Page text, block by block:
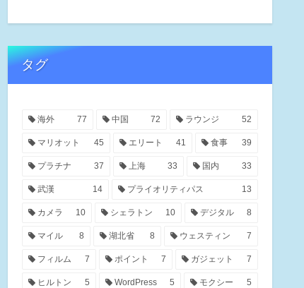
タグ
海外 77 中国 72 ラウンジ 52
マリオット 45 エリート 41 食事 39
プラチナ 37 上海 33 国内 33
武漢 14 プライオリティパス 13
カメラ 10 シェラトン 10 デジタル 8
マイル 8 湖北省 8 ウェスティン 7
フィルム 7 ポイント 7 ガジェット 7
ヒルトン 5 WordPress 5 モクシー 5